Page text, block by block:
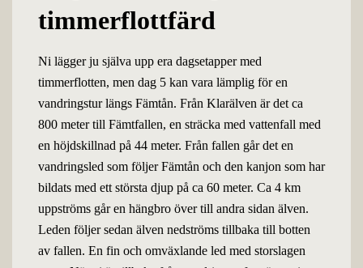
timmerflottfärd
Ni lägger ju själva upp era dagsetapper med
timmerflotten, men dag 5 kan vara lämplig för en
vandringstur längs Fämtån. Från Klarälven är det ca
800 meter till Fämtfallen, en sträcka med vattenfall med
en höjdskillnad på 44 meter. Från fallen går det en
vandringsled som följer Fämtån och den kanjon som har
bildats med ett största djup på ca 60 meter. Ca 4 km
uppströms går en hängbro över till andra sidan älven.
Leden följer sedan älven nedströms tillbaka till botten
av fallen. En fin och omväxlande led med storslagen